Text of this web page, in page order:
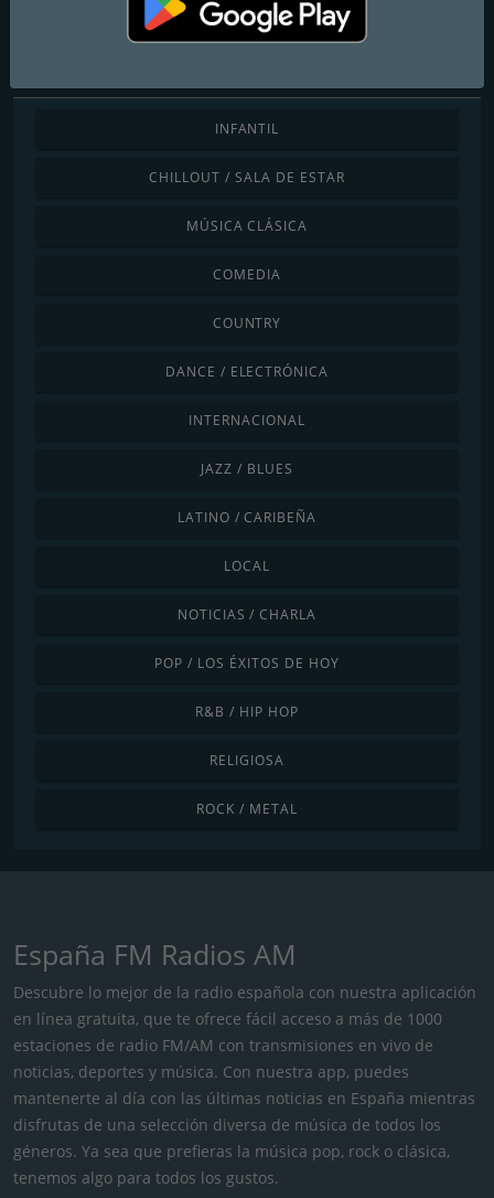
http://www.rocksatelite.com
INFANTIL
CHILLOUT / SALA DE ESTAR
MÚSICA CLÁSICA
COMEDIA
COUNTRY
DANCE / ELECTRÓNICA
INTERNACIONAL
JAZZ / BLUES
LATINO / CARIBEÑA
LOCAL
NOTICIAS / CHARLA
POP / LOS ÉXITOS DE HOY
R&B / HIP HOP
RELIGIOSA
ROCK / METAL
España FM Radios AM
Descubre lo mejor de la radio española con nuestra aplicación
en línea gratuita, que te ofrece fácil acceso a más de 1000
estaciones de radio FM/AM con transmisiones en vivo de
noticias, deportes y música. Con nuestra app, puedes
mantenerte al día con las últimas noticias en España mientras
disfrutas de una selección diversa de música de todos los
géneros. Ya sea que prefieras la música pop, rock o clásica,
tenemos algo para todos los gustos.